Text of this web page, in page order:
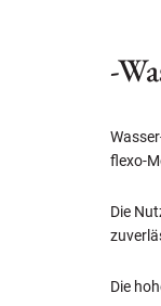
-
flexo-
Die
Die